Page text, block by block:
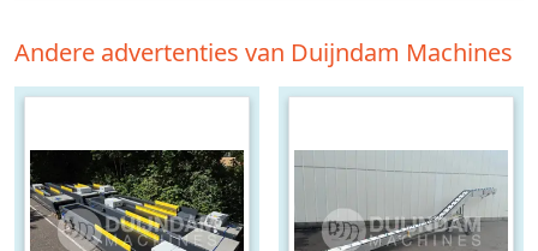
Andere advertenties van Duijndam Machines